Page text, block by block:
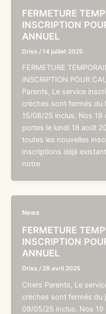
FERMETURE
INSCRIPTION
ANNUEL
Driss /14 juillet 2025
FERMETURE
INSCRIPTION POUR
Parents, Le service
crèches sont fermés du
15/08/25 inclus. Nos 19
portes le lundi 18 août
toutes les nouvelles
inscriptions déjà
notre
News
FERMETURE
INSCRIPTION
ANNUEL
Driss / 29 avril 2025
Chers Parents, Le
crèches sont fermés du
09/05/25 inclus. Nos 19